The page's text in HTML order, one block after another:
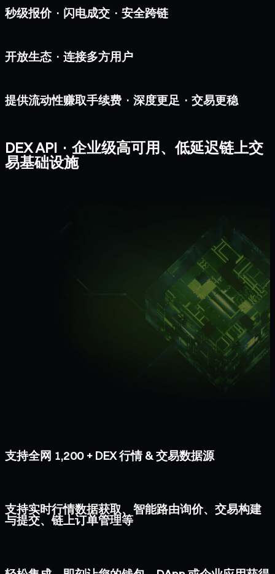
秒级报价 · 闪电成交 · 安全跨链
开放生态 · 连接多方用户
提供流动性赚取手续费 · 深度更足 · 交易更稳
DEX API · 企业级高可用、低延迟链上交
易基础设施
支持全网 1,200 + DEX 行情 & 交易数据源
支持实时行情数据获取、智能路由询价、交易构建
与提交、链上订单管理等